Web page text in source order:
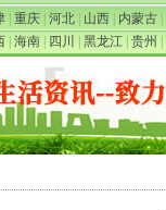
重庆 河北 山西 内蒙古
海南 四川 黑龙江 贵州